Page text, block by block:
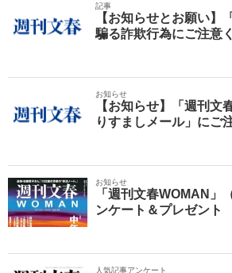
記事
【お知らせとお願い】
騙る詐欺行為にご注意
お知らせ
【お知らせ】「週刊文
りすましメール」にご
お知らせ
「週刊文春WOMAN」
ンケート＆プレゼント
人気記事アンケート